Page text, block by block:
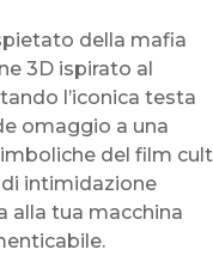
della mafia
3D ispirato al
l’iconica testa
omaggio a una
del film cult
intimidazione
alla tua macchina